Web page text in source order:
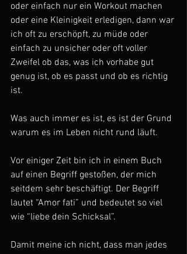
oder einfach nur ein Workout machen
oder eine Kleinigkeit erledigen, dann war
ich oft zu erschöpft, zu müde oder
einfach zu unsicher oder oft voller
Zweifel ob das, was ich vorhabe gut
genug ist, ob es passt und ob es richtig
ist.
Was auch immer es ist, es ist der Grund
warum es im Leben nicht rund läuft.
Vor einiger Zeit bin ich in einem Buch
auf einen Begriff gestoßen, der mich
seitdem sehr beschäftigt. Der Begriff
lautet “Amor fati” und bedeutet so viel
wie “liebe dein Schicksal”.
Damit meine ich nicht, dass man jedes